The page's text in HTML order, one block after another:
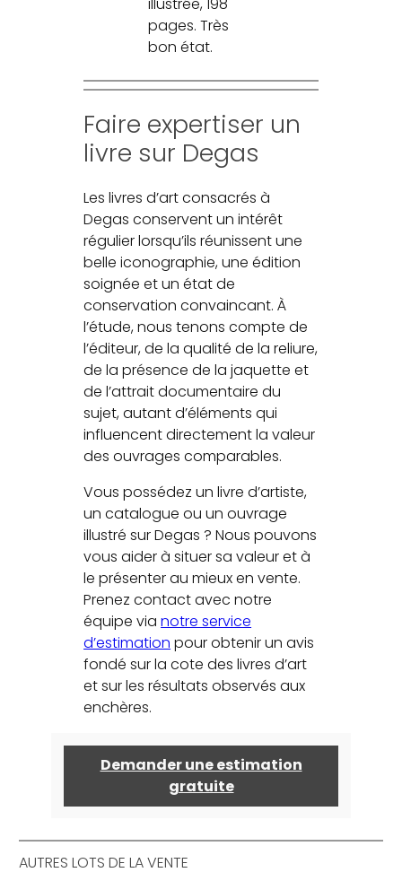
pages. Très
bon état.
Faire expertiser un
livre sur Degas
Les livres d’art consacrés à
Degas conservent un intérêt
régulier lorsqu’ils réunissent une
belle iconographie, une édition
soignée et un état de
conservation convaincant. À
l’étude, nous tenons compte de
l’éditeur, de la qualité de la reliure,
de la présence de la jaquette et
de l’attrait documentaire du
sujet, autant d’éléments qui
influencent directement la valeur
des ouvrages comparables.
Vous possédez un livre d’artiste,
un catalogue ou un ouvrage
illustré sur Degas ? Nous pouvons
vous aider à situer sa valeur et à
le présenter au mieux en vente.
Prenez contact avec notre
équipe vianotre service
d’estimation pour obtenir un avis
fondé sur la cote des livres d’art
et sur les résultats observés aux
enchères.
Demander une estimation
gratuite
AUTRES LOTS DE LA VENTE